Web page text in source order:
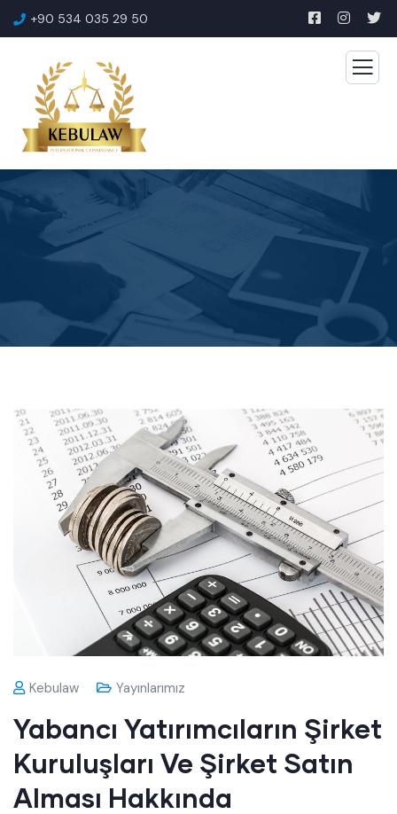
+90 534 035 29 50
Kebulaw Yayınlarımız
Yabancı Yatırımcıların Şirket
Kuruluşları Ve Şirket Satın
Alması Hakkında